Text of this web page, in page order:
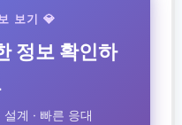
보기 💎
정보 확인하
계 · 빠른 응대